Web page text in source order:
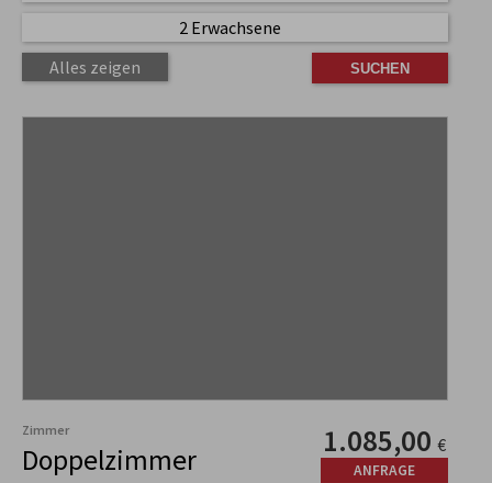
2 Erwachsene
Alles zeigen
Zimmer
Doppelzimmer
1.085,00 €
ANFRAGE